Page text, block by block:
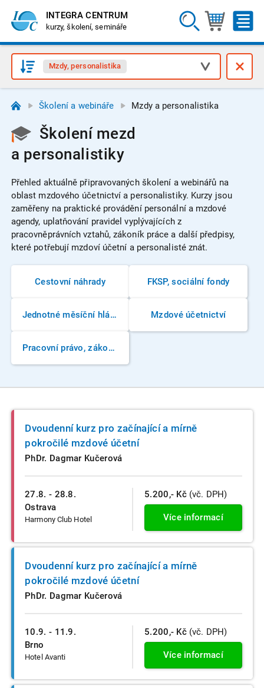
INTEGRA CENTRUM
kurzy, školení, semináře
Mzdy, personalistika
Školení a webináře Mzdy a personalistika
Školení mezd
a personalistiky
Přehled aktuálně připravovaných školení a webinářů na
oblast mzdového účetnictví a personalistiky. Kurzy jsou
zaměřeny na praktické provádění personální a mzdové
agendy, uplatňování pravidel vyplývajících z
pracovněprávních vztahů, zákoník práce a další předpisy,
které potřebují mzdoví účetní a personalisté znát.
Cestovní náhrady FKSP, sociální fondy
Jednotné měsíční hlášení zaměstnavatele Mzdové účetnictví
Pracovní právo, zákoník práce
27.8. - 28.8.
Ostrava
Harmony Club Hotel
Dvoudenní kurz pro začínající a mírně
pokročilé mzdové účetní
PhDr. Dagmar Kučerová
5.200,- Kč (vč. DPH)
Více informací
10.9. - 11.9.
Brno
Hotel Avanti
Dvoudenní kurz pro začínající a mírně
pokročilé mzdové účetní
PhDr. Dagmar Kučerová
5.200,- Kč (vč. DPH)
Více informací